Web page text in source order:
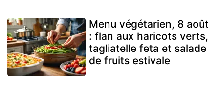
Menu végétarien, 8 août
: flan aux haricots verts,
tagliatelle feta et salade
de fruits estivale